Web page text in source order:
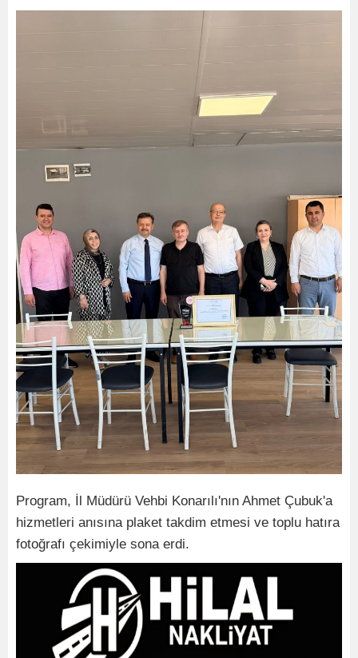
Program, İl Müdürü Vehbi Konarılı'nın Ahmet Çubuk'a
hizmetleri anısına plaket takdim etmesi ve toplu hatıra
fotoğrafı çekimiyle sona erdi.